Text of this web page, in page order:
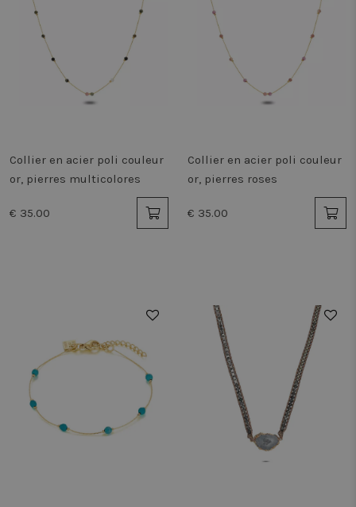
Collier en acier poli couleur
or, pierres multicolores
€ 35.00
Collier en acier poli couleur
or, pierres roses
€ 35.00